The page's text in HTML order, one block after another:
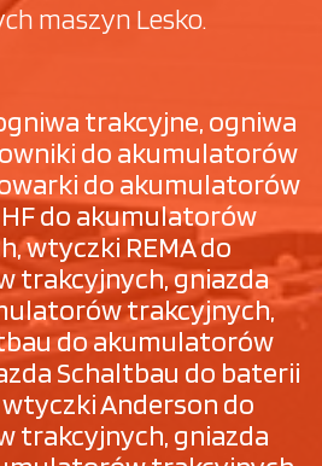
maszyn Lesko.
trakcyjne, ogniwa
do akumulatorów
do akumulatorów
do akumulatorów
wtyczki REMA do
trakcyjnych, gniazda
trakcyjnych,
do akumulatorów
Schaltbau do baterii
Anderson do
trakcyjnych, gniazda